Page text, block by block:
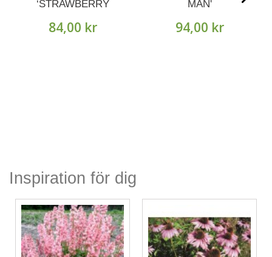
‘STRAWBERRY
84,00 kr
MAN'
94,00 kr
Inspiration för dig